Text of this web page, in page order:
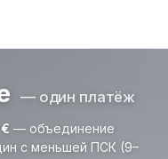
— один платёж
— объединение
с меньшей ПСК (9–